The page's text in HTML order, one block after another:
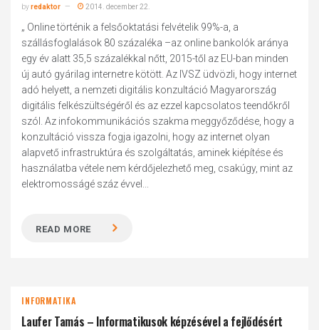
byredaktor 2014. december 22.
„ Online történik a felsőoktatási felvételik 99%-a, a
szállásfoglalások 80 százaléka –az online bankolók aránya
egy év alatt 35,5 százalékkal nőtt, 2015-től az EU-ban minden
új autó gyárilag internetre kötött. Az IVSZ üdvözli, hogy internet
adó helyett, a nemzeti digitális konzultáció Magyarország
digitális felkészültségéről és az ezzel kapcsolatos teendőkről
szól. Az infokommunikációs szakma meggyőződése, hogy a
konzultáció vissza fogja igazolni, hogy az internet olyan
alapvető infrastruktúra és szolgáltatás, aminek kiépítése és
használatba vétele nem kérdőjelezhető meg, csakúgy, mint az
elektromosságé száz évvel...
READ MORE
INFORMATIKA
Laufer Tamás – Informatikusok képzésével a fejlődésért